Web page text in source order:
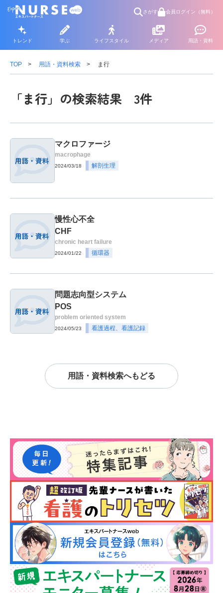
さがす 会員ログイン（無料）
トレンド 学ぶ ライフスタイル メディア 用語・資料
TOP 用語・資料検索 ま行
「ま行」の検索結果 3件
マクロファージ
macrophage
2024/03/18 解剖生理
慢性心不全
CHF
chronic heart failure
2024/01/22 循環器
問題志向型システム
POS
problem oriented system
2024/05/23 看護過程、看護記録
用語・資料検索へもどる